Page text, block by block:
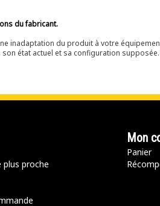
du fabricant.
inadaptation du produit à votre
état actuel et sa configuration
plus proche
Mon
Panier